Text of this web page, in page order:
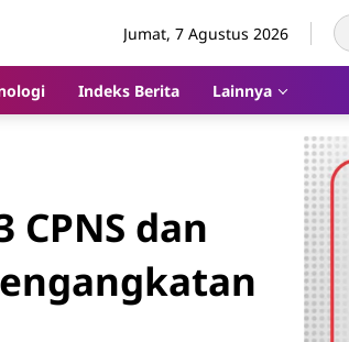
Jumat, 7 Agustus 2026
Indeks Berita Lainnya
dan